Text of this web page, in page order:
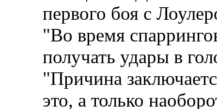
первого боя с
"Во время
получать удары в
"Причина
это, а только